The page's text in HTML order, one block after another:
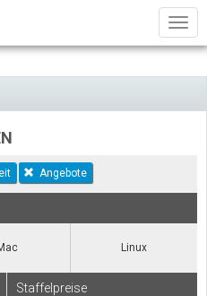
Angebote
Linux
Staffelpreise